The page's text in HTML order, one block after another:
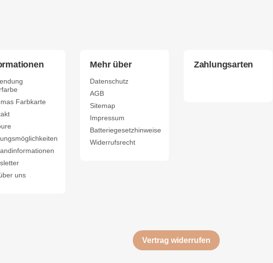
Farbkarte
uns
Mehr über
Datenschutz
AGB
Sitemap
Impressum
Batteriegesetzhinweise
Widerrufsrecht
Zahlungsarten
Vertrag widerrufen